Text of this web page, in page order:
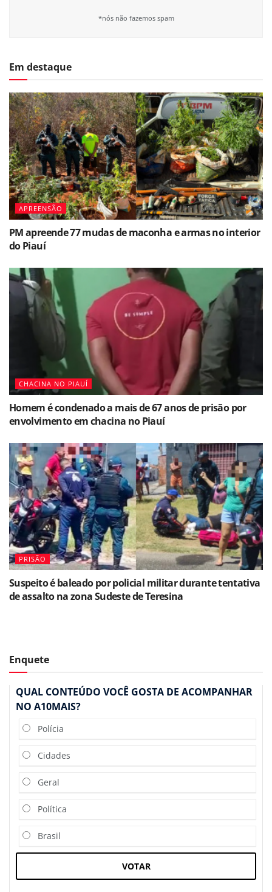
*nós não fazemos spam
Em destaque
APREENSÃO
PM apreende 77 mudas de maconha e armas no interior
do Piauí
CHACINA NO PIAUÍ
Homem é condenado a mais de 67 anos de prisão por
envolvimento em chacina no Piauí
PRISÃO
Suspeito é baleado por policial militar durante tentativa
de assalto na zona Sudeste de Teresina
Enquete
QUAL CONTEÚDO VOCÊ GOSTA DE ACOMPANHAR
NO A10MAIS?
Polícia
Cidades
Geral
Política
Brasil
VOTAR